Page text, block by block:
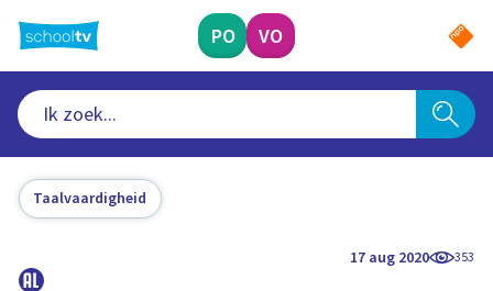
naar
hoofdinhoud
PO VO
Taalvaardigheid
17 aug 2020 353